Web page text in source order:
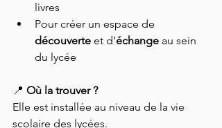
livres
Pour créer un espace de
découverte et d’échange au sein
du lycée
📍 Où la trouver ?
Elle est installée au niveau de la vie
scolaire des lycées.